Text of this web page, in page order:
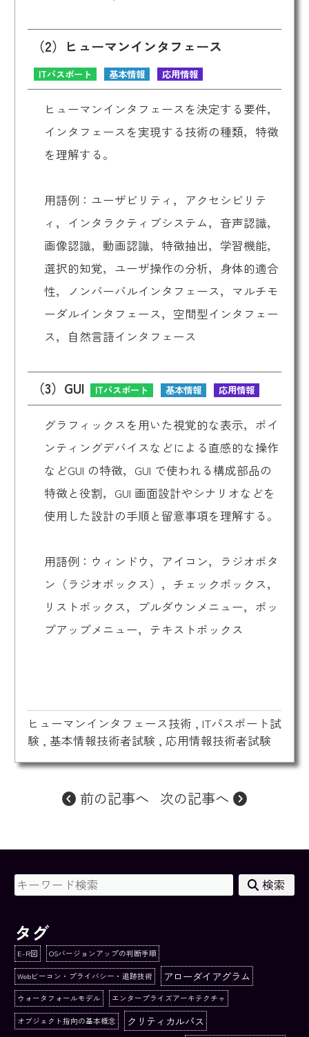
（2）ヒューマンインタフェース
ITパスポート 基本情報 応用情報
ヒューマンインタフェースを決定する要件，
インタフェースを実現する技術の種類，特徴
を理解する。
用語例：ユーザビリティ，アクセシビリテ
ィ，インタラクティブシステム，音声認識，
画像認識，動画認識，特徴抽出，学習機能，
選択的知覚，ユーザ操作の分析，身体的適合
性，ノンバーバルインタフェース，マルチモ
ーダルインタフェース，空間型インタフェー
ス，自然言語インタフェース
（3）GUI ITパスポート 基本情報 応用情報
グラフィックスを用いた視覚的な表示，ポイ
ンティングデバイスなどによる直感的な操作
などGUI の特徴， GUI で使われる構成部品の
特徴と役割， GUI 画面設計やシナリオなどを
使用した設計の手順と留意事項を理解する。
用語例：ウィンドウ，アイコン，ラジオボタ
ン（ラジオボックス），チェックボックス，
リストボックス，プルダウンメニュー，ポッ
プアップメニュー，テキストボックス
ヒューマンインタフェース技術 , ITパスポート試
験 , 基本情報技術者試験 , 応用情報技術者試験
前の記事へ 次の記事へ
検索
タグ
E-R図 OSバージョンアップの判断手順
Webビーコン・プライバシー・追跡技術 アローダイアグラム
ウォータフォールモデル エンタープライズアーキテクチャ
オブジェクト指向の基本概念 クリティカルパス